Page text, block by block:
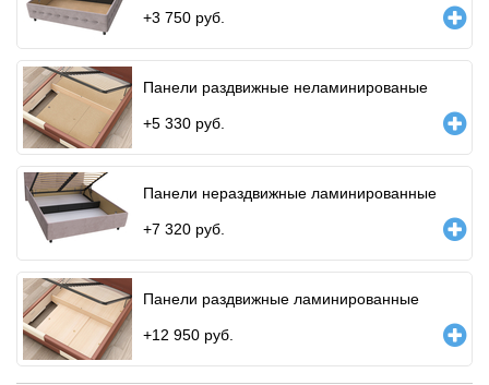
+3 750 руб.
Панели раздвижные неламинированые
+5 330 руб.
Панели нераздвижные ламинированные
+7 320 руб.
Панели раздвижные ламинированные
+12 950 руб.